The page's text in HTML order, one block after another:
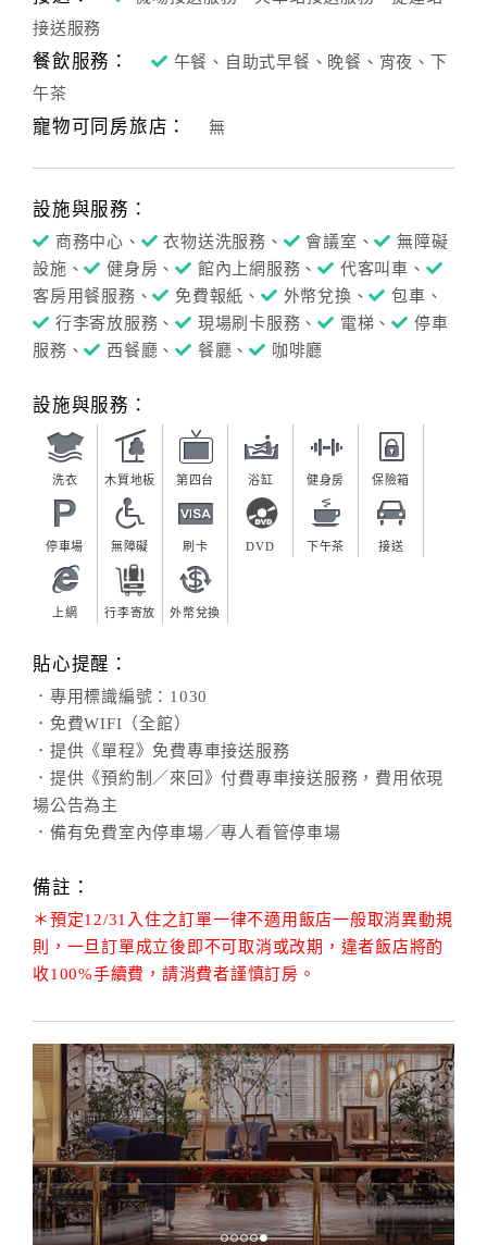
接送服務
餐飲服務：
午餐、自助式早餐、晚餐、宵夜、下
午茶
寵物可同房旅店： 無
設施與服務：
商務中心、 衣物送洗服務、 會議室、
無障礙
設施、
健身房、 館內上網服務、
代客叫車、
客房用餐服務、
免費報紙、 外幣兌換、
包車、
行李寄放服務、
現場刷卡服務、 電梯、
停車
服務、
西餐廳、 餐廳、 咖啡廳
設施與服務：
洗衣 木質地板 第四台 浴缸 健身房 保險箱
停車場 無障礙 刷卡 DVD 下午茶 接送
上網 行李寄放 外幣兌換
貼心提醒：
．專用標識編號：1030
．免費WIFI（全館）
．提供《單程》免費專車接送服務
．提供《預約制／來回》付費專車接送服務，費用依現
場公告為主
．備有免費室內停車場／專人看管停車場
備註：
＊預定12/31入住之訂單一律不適用飯店一般取消異動規
則，一旦訂單成立後即不可取消或改期，違者飯店將酌
收100%手續費，請消費者謹慎訂房。